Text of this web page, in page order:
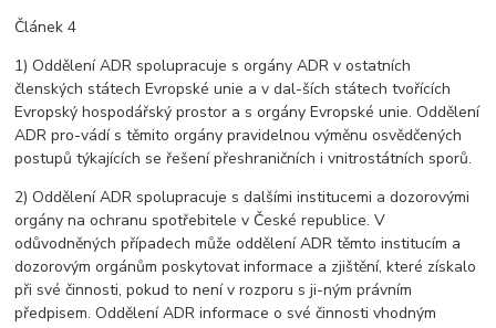
Článek 4
1) Oddělení ADR spolupracuje s orgány ADR v ostatních
členských státech Evropské unie a v dal-ších státech tvořících
Evropský hospodářský prostor a s orgány Evropské unie. Oddělení
ADR pro-vádí s těmito orgány pravidelnou výměnu osvědčených
postupů týkajících se řešení přeshraničních i vnitrostátních sporů.
2) Oddělení ADR spolupracuje s dalšími institucemi a dozorovými
orgány na ochranu spotřebitele v České republice. V
odůvodněných případech může oddělení ADR těmto institucím a
dozorovým orgánům poskytovat informace a zjištění, které získalo
při své činnosti, pokud to není v rozporu s ji-ným právním
předpisem. Oddělení ADR informace o své činnosti vhodným